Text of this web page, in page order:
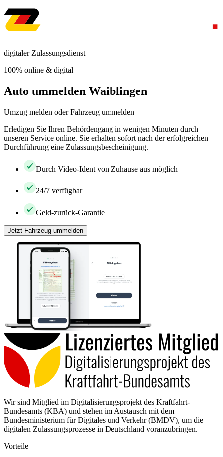
digitaler Zulassungsdienst
100% online & digital
Auto ummelden Waiblingen
Umzug melden oder Fahrzeug ummelden
Erledigen Sie Ihren Behördengang in wenigen Minuten durch
unseren Service online. Sie erhalten sofort nach der erfolgreichen
Durchführung eine Zulassungsbescheinigung.
Durch Video-Ident von Zuhause aus möglich
24/7 verfügbar
Geld-zurück-Garantie
Jetzt Fahrzeug ummelden
Wir sind Mitglied im Digitalisierungsprojekt des Kraftfahrt-
Bundesamts (KBA) und stehen im Austausch mit dem
Bundesministerium für Digitales und Verkehr (BMDV), um die
digitalen Zulassungsprozesse in Deutschland voranzubringen.
Vorteile